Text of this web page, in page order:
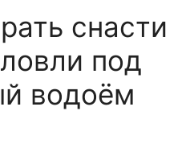
снасти
под
водоём